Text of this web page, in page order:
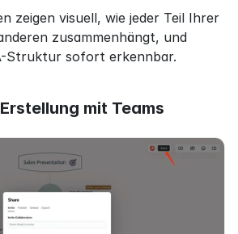
zeigen visuell, wie jeder Teil Ihrer
zusammenhängt, und
Struktur sofort erkennbar.
mit Teams